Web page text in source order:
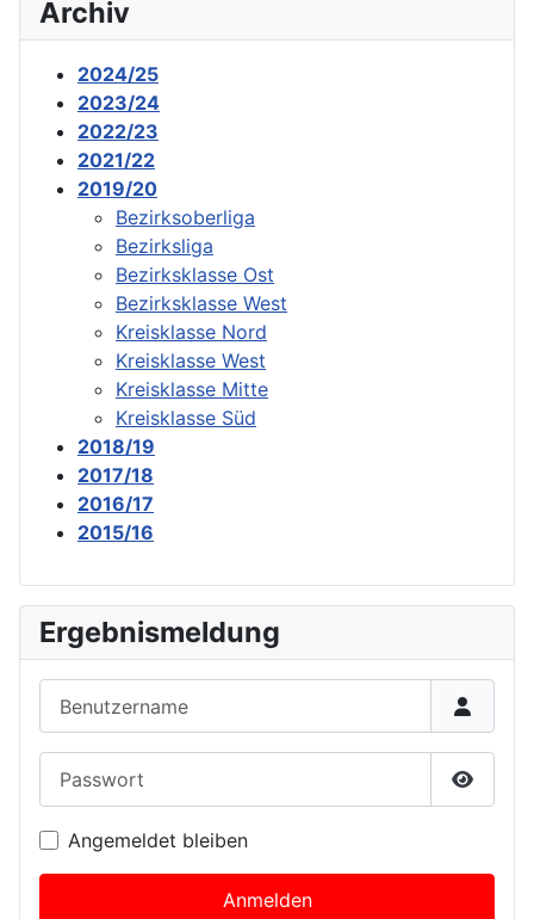
Archiv
2024/25
2023/24
2022/23
2021/22
2019/20
Bezirksoberliga
Bezirksliga
Bezirksklasse Ost
Bezirksklasse West
Kreisklasse Nord
Kreisklasse West
Kreisklasse Mitte
Kreisklasse Süd
2018/19
2017/18
2016/17
2015/16
Ergebnismeldung
Angemeldet bleiben
Anmelden